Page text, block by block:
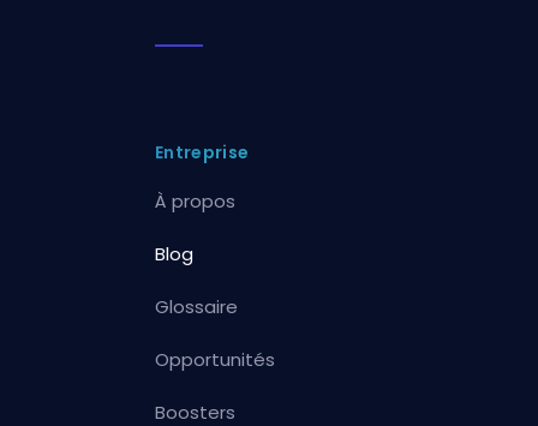
Entreprise
À propos
Blog
Glossaire
Opportunités
Boosters